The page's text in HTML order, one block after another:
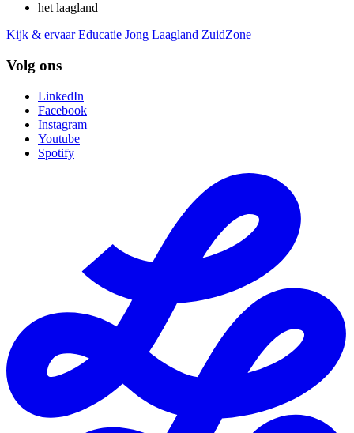
het laagland
Kijk & ervaar Educatie Jong Laagland ZuidZone
Volg ons
LinkedIn
Facebook
Instagram
Youtube
Spotify